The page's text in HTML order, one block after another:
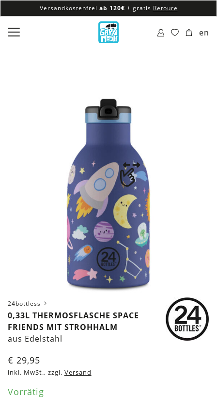
Versandkostenfrei ab 120€ + gratis Retoure
100% veganes & fair produziertes Sortiment
Versandkostenfrei ab 120€
en
24bottless
0,33L THERMOSFLASCHE SPACE
FRIENDS MIT STROHHALM
aus Edelstahl
€ 29,95
inkl. MwSt., zzgl. Versand
Vorrätig